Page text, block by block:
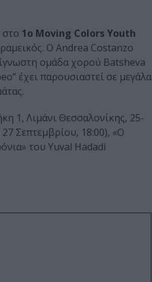
στο 1ο Moving Colors Youth
Ο Andrea Costanzo
ομάδα χορού Batsheva
έχει παρουσιαστεί σε μεγάλα
1, Λιμάνι Θεσσαλονίκης, 25-
Σεπτεμβρίου, 18:00), «Ο
του Yuval Hadadi